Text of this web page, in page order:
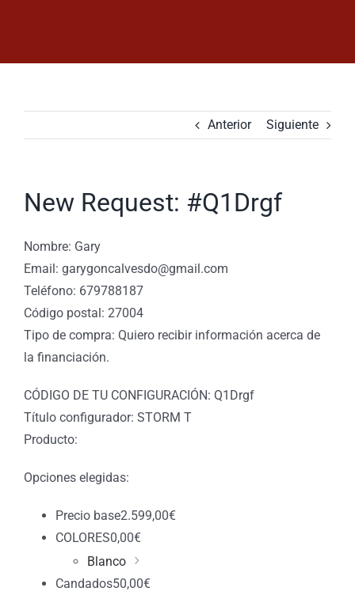
Anterior Siguiente
New Request: #Q1Drgf
Nombre: Gary
Email: garygoncalvesdo@gmail.com
Teléfono: 679788187
Código postal: 27004
Tipo de compra: Quiero recibir información acerca de
la financiación.
CÓDIGO DE TU CONFIGURACIÓN: Q1Drgf
Título configurador: STORM T
Producto:
Opciones elegidas:
Precio base2.599,00€
COLORES0,00€
Blanco
Candados50,00€